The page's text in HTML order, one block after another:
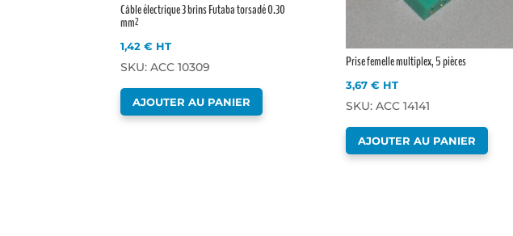
Câble électrique 3 brins Futaba torsadé 0.30
mm²
1,42€ HT
SKU: ACC 10309
AJOUTER AU PANIER
Prise femelle multiplex, 5 pièces
3,67€ HT
SKU: ACC 14141
AJOUTER AU PANIER